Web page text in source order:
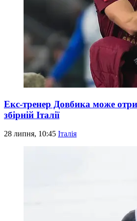
Екс-тренер Довбика може
збірній Італії
28 липня, 10:45 Італія